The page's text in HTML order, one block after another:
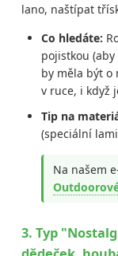
lano, naštípat
Co hledáte:
pojistkou
by měla být o
v ruce, i když
Tip na
(speciální
Na našem
3. Typ